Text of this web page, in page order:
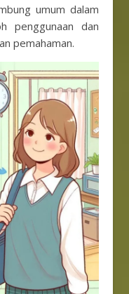
umum dalam
penggunaan dan
pemahaman.